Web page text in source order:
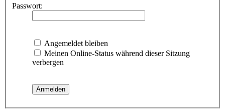
Passwort:
Angemeldet bleiben
Meinen Online-Status während dieser Sitzung
verbergen